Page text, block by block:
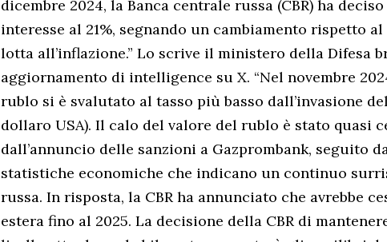
dicembre 2024, la Banca centrale russa (CBR) ha
interesse al 21%, segnando un cambiamento rispetto
lotta all’inflazione.” Lo scrive il ministero della Difesa
aggiornamento di intelligence su X. “Nel novembre
rublo si è svalutato al tasso più basso dall’invasione
dollaro USA). Il calo del valore del rublo è stato quasi
dall’annuncio delle sanzioni a Gazprombank, seguito
statistiche economiche che indicano un continuo
russa. In risposta, la CBR ha annunciato che avrebbe
estera fino al 2025. La decisione della CBR di